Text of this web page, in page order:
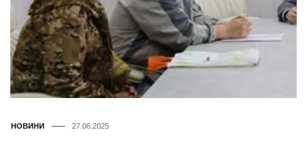
НОВИНИ 27.08.2025